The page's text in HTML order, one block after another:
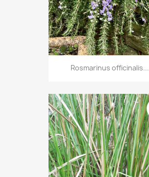
Rosmarinus officinalis...